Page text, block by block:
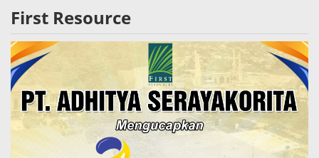
First Resource